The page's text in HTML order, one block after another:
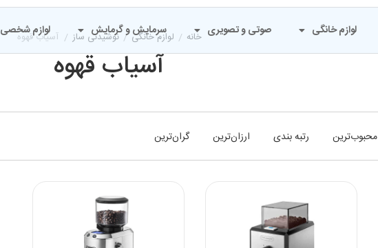
لوازم خانگی صوتی و تصویری سرمایش و گرمایش لوازم شخصی خانه / لوازم خانگی/نوشیدنی ساز / آسیاب قهوه
آسیاب قهوه
محبوب‌ترین رتبه بندی ارزان‌ترین گران‌ترین